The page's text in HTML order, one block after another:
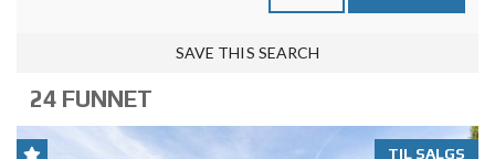
SAVE THIS SEARCH
24 FUNNET
TIL SALGS